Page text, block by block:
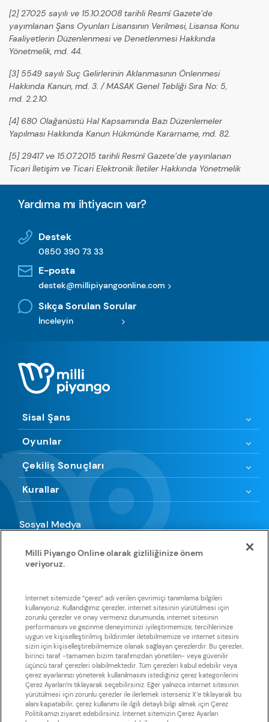
[2] 27025 sayılı ve 15.10.2008 tarihli Resmî Gazete’de
yayımlanan Şans Oyunları Lisansının Verilmesi, Lisansa Konu
Faaliyetlerin Düzenlenmesi ve Denetlenmesi Hakkında
Yönetmelik, md. 44.
[3] 5549 sayılı Suç Gelirlerinin Aklanmasının Önlenmesi
Hakkında Kanun, md. 3. / MASAK Genel Tebliği Sıra No: 5,
md. 2.2.10.
[4] 680 Olağanüstü Hal Kapsamında Bazı Düzenlemeler
Yapılması Hakkında Kanun Hükmünde Kararname, md. 82.
[5] 29417 ve 15.07.2015 tarihli Resmî Gazete’de yayınlanan
Ticari İletişim ve Ticari Elektronik İletiler Hakkında Yönetmelik
Yardıma mı ihtiyacın var?
Destek
0850 390 73 33
E-posta
destek@millipiyangoonline.com
Sıkça Sorulan Sorular
İnceleyin
Sisal Şans
Oyunlar
Çekiliş Sonuçları
Kurallar
Sosyal Medya
Uygulamamıza göz atın
App Store Google Play Huawei
Store
Sisal Şans, Sisal Şans’a ait olan tüm metin, grafik görselleri ve
yazılımlarla ilişkili tüm telif haklarını elinde tutmaktadır. Sisal Şans’ın
izni olmaksızın, bu web sitesindeki hiçbir metin, yazılım ve grafik
Milli Piyango Online olarak gizliliğinize önem
veriyoruz.
İnternet sitemizde “çerez” adı verilen çevrimiçi tanımlama bilgileri
kullanıyoruz. Kullandığımız çerezler, internet sitesinin yürütülmesi için
zorunlu çerezler ve onay vermeniz durumunda, internet sitesinin
performansını ve gezinme deneyiminizi iyileştirmemize, tercihlerinize
uygun ve kişiselleştirilmiş bildirimler iletebilmemize ve internet sitesini
sizin için kişiselleştirebilmemize olanak sağlayan çerezlerdir. Bu çerezler,
birinci taraf -tamamen bizim tarafımızdan yönetilen- veya güvenilir
üçüncü taraf çerezleri olabilmektedir. Tüm çerezleri kabul edebilir veya
çerez ayarlarınızı yöneterek kullanılmasını istediğiniz çerez kategorilerini
Çerez Ayarları’nı tıklayarak seçebilirsiniz. Eğer yalnızca internet sitesinin
yürütülmesi için zorunlu çerezler ile ilerlemek isterseniz X’e tıklayarak bu
alanı kapatabilir, çerez kullanımı ile ilgili detaylı bilgi almak için Çerez
Politikamızı ziyaret edebilirsiniz. İnternet sitemizin Çerez Ayarları